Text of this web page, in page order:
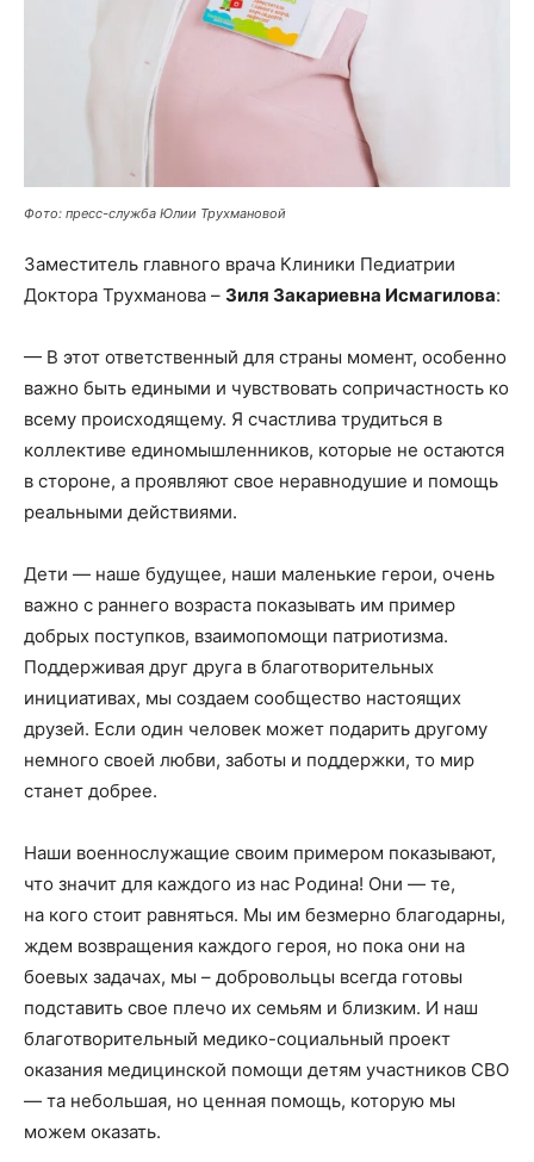
Фото: пресс-служба Юлии Трухмановой
Заместитель главного врача Клиники Педиатрии
Доктора Трухманова – Зиля Закариевна Исмагилова:
— В этот ответственный для страны момент, особенно
важно быть едиными и чувствовать сопричастность ко
всему происходящему. Я счастлива трудиться в
коллективе единомышленников, которые не остаются
в стороне, а проявляют свое неравнодушие и помощь
реальными действиями.
Дети — наше будущее, наши маленькие герои, очень
важно с раннего возраста показывать им пример
добрых поступков, взаимопомощи патриотизма.
Поддерживая друг друга в благотворительных
инициативах, мы создаем сообщество настоящих
друзей. Если один человек может подарить другому
немного своей любви, заботы и поддержки, то мир
станет добрее.
Наши военнослужащие своим примером показывают,
что значит для каждого из нас Родина! Они — те,
на кого стоит равняться. Мы им безмерно благодарны,
ждем возвращения каждого героя, но пока они на
боевых задачах, мы – добровольцы всегда готовы
подставить свое плечо их семьям и близким. И наш
благотворительный медико-социальный проект
оказания медицинской помощи детям участников СВО
— та небольшая, но ценная помощь, которую мы
можем оказать.